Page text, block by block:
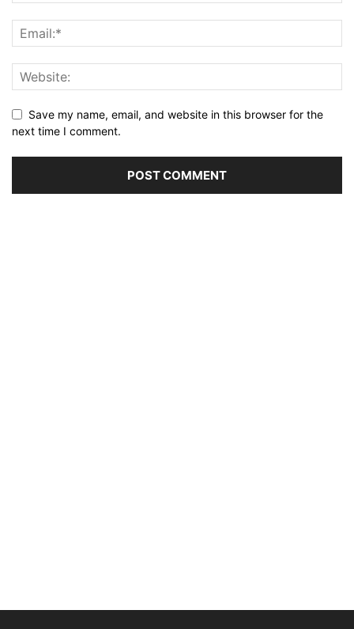
Save my name, email, and website in this browser for the
next time I comment.